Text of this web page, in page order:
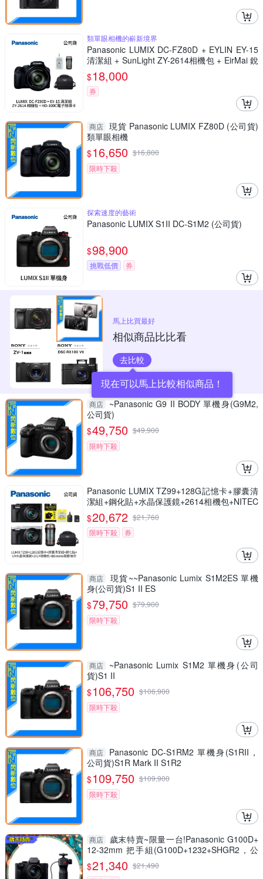
類單眼相機的嶄新境界
Panasonic LUMIX DC-FZ80D + EYLIN EY-15
清潔組 + SunLight ZY-2614相機包 + EirMai 銳
瑪 HD-100C電子除濕卡 FZ80D (公司貨)
$18,000
券
商店 現貨 Panasonic LUMIX FZ80D (公司貨)
類單眼相機
$16,650 $16,800
限時下殺
探索速度的藝術
Panasonic LUMIX S1II DC-S1M2 (公司貨)
$98,900
挑戰低價 券
馬上比買最好
相似商品比比看
去比較
現在可以馬上比較相似商品！
商店
~Panasonic G9 II BODY 單機身(G9M2,
公司貨)
$49,750 $49,900
限時下殺
Panasonic LUMIX TZ99+128G記憶卡+膠囊清
潔組+鋼化貼+水晶保護鏡+2614相機包+NITEC
ORE BB nano 迷你電動氣吹(公司貨)
$20,672 $21,760
限時下殺
券
商店
現貨~~Panasonic Lumix S1M2ES 單機
身(公司貨)S1 II ES
$79,750 $79,900
限時下殺
商店
~Panasonic Lumix S1M2 單機身(公司
貨)S1 II
$106,750 $106,900
限時下殺
商店
Panasonic DC-S1RM2 單機身(S1RII，
公司貨)S1R Mark II S1R2
$109,750 $109,900
限時下殺
商店
歲末特賣~限量一台!Panasonic G100D+
12-32mm 把手組(G100D+1232+SHGR2，公
司貨)
$21,340 $21,490